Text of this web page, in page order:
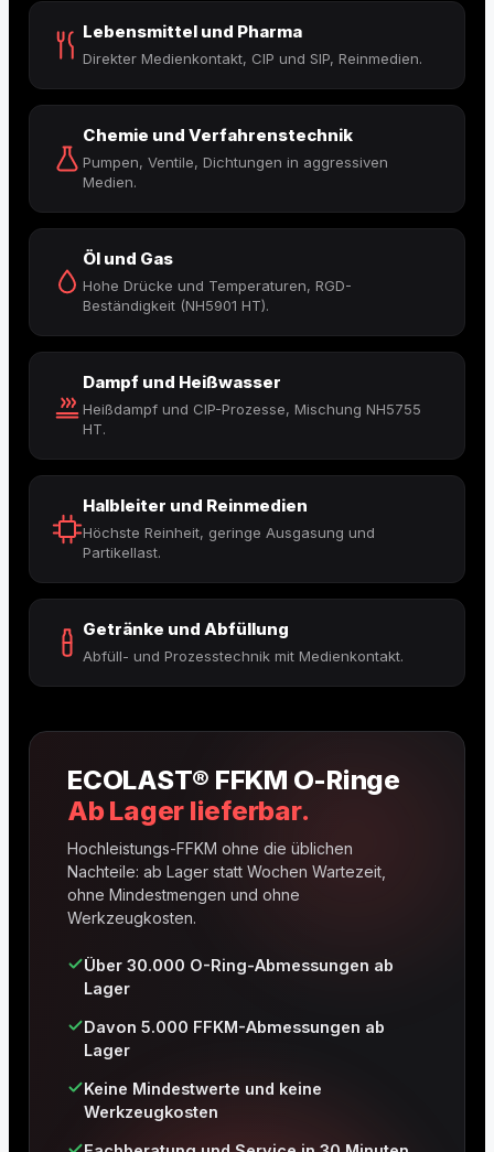
Lebensmittel und Pharma
Direkter Medienkontakt, CIP und SIP, Reinmedien.
Chemie und Verfahrenstechnik
Pumpen, Ventile, Dichtungen in aggressiven
Medien.
Öl und Gas
Hohe Drücke und Temperaturen, RGD-
Beständigkeit (NH5901 HT).
Dampf und Heißwasser
Heißdampf und CIP-Prozesse, Mischung NH5755
HT.
Halbleiter und Reinmedien
Höchste Reinheit, geringe Ausgasung und
Partikellast.
Getränke und Abfüllung
Abfüll- und Prozesstechnik mit Medienkontakt.
ECOLAST® FFKM O-Ringe
Ab Lager lieferbar.
Hochleistungs-FFKM ohne die üblichen
Nachteile: ab Lager statt Wochen Wartezeit,
ohne Mindestmengen und ohne
Werkzeugkosten.
Über 30.000 O-Ring-Abmessungen ab
Lager
Davon 5.000 FFKM-Abmessungen ab
Lager
Keine Mindestwerte und keine
Werkzeugkosten